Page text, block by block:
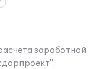
заработной